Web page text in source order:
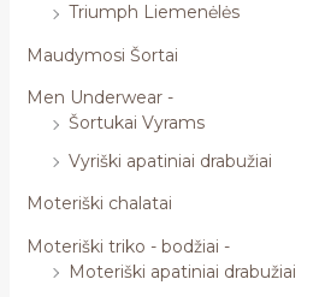
Triumph Liemenėlės
Maudymosi Šortai
Men Underwear -
Šortukai Vyrams
Vyriški apatiniai drabužiai
Moteriški chalatai
Moteriški triko - bodžiai -
Moteriški apatiniai drabužiai